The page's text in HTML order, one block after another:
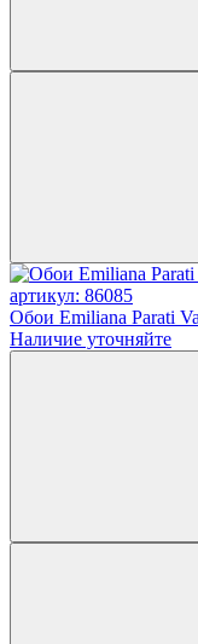
артикул: 86085
Обои Emiliana Parati
Наличие уточняйте